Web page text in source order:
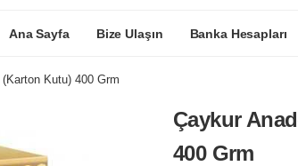
Ana Sayfa Bize Ulaşın Banka Hesapları
Kutu) 400 Grm
Çaykur
400 Grm